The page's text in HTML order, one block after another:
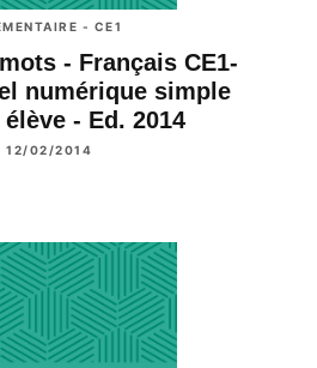
- CE1
- Français CE1-
numérique simple
- Ed. 2014
12/02/2014